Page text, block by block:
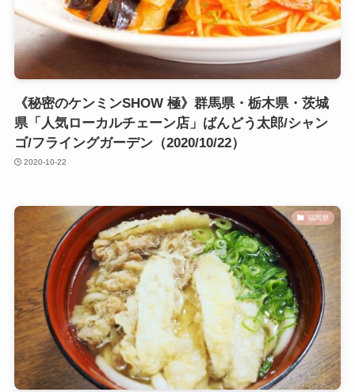
《秘密のケンミンSHOW 極》群馬県・栃木県・茨城
県「人気ローカルチェーン店」ばんどう太郎/シャン
ゴ/フライングガーデン（2020/10/22）
2020-10-22
福岡県